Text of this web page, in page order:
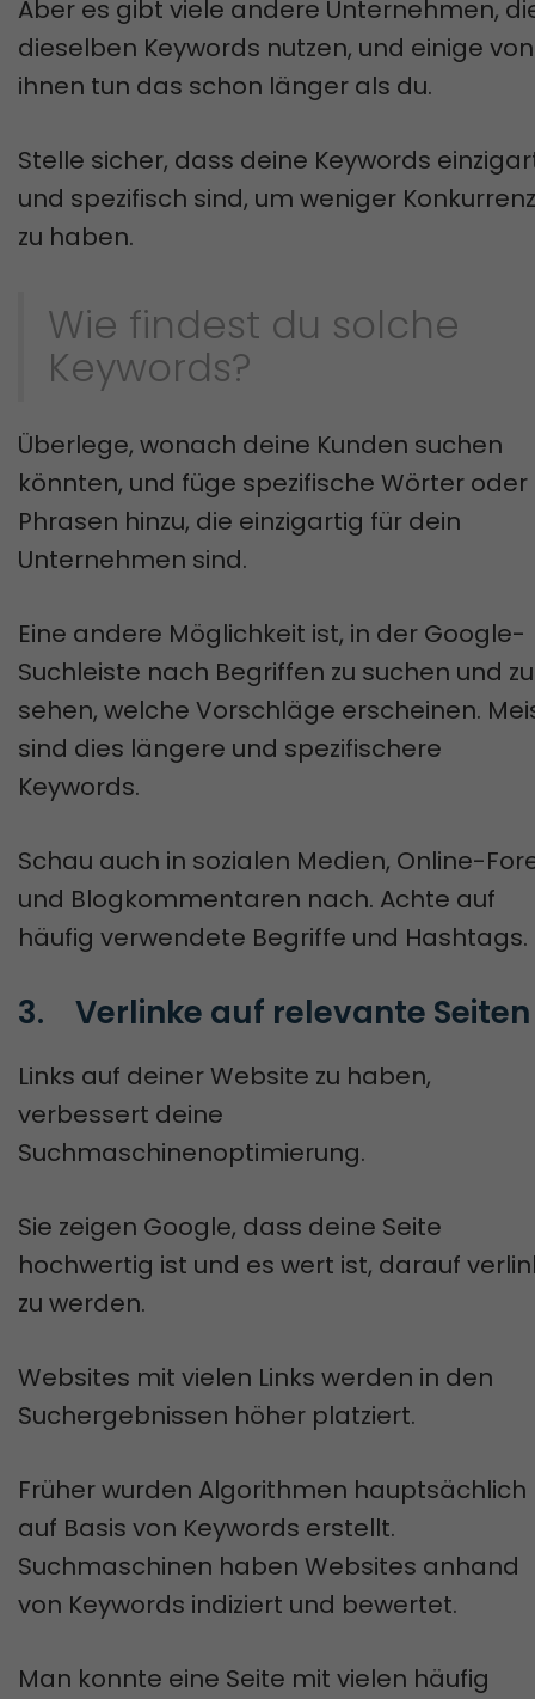
Aber es gibt viele andere Unternehmen,
dieselben Keywords nutzen, und einige von
ihnen tun das schon länger als du.
Stelle sicher, dass deine Keywords
und spezifisch sind, um weniger Konkurrenz
zu haben.
Wie findest du solche
Keywords?
Überlege, wonach deine Kunden suchen
könnten, und füge spezifische Wörter oder
Phrasen hinzu, die einzigartig für dein
Unternehmen sind.
Eine andere Möglichkeit ist, in der Google-
Suchleiste nach Begriffen zu suchen und zu
sehen, welche Vorschläge erscheinen.
sind dies längere und spezifischere
Keywords.
Schau auch in sozialen Medien, Online-
und Blogkommentaren nach. Achte auf
häufig verwendete Begriffe und Hashtags.
3.	Verlinke auf relevante Seiten
Links auf deiner Website zu haben,
verbessert deine
Suchmaschinenoptimierung.
Sie zeigen Google, dass deine Seite
hochwertig ist und es wert ist, darauf
zu werden.
Websites mit vielen Links werden in den
Suchergebnissen höher platziert.
Früher wurden Algorithmen hauptsächlich
auf Basis von Keywords erstellt.
Suchmaschinen haben Websites anhand
von Keywords indiziert und bewertet.
Man konnte eine Seite mit vielen häufig